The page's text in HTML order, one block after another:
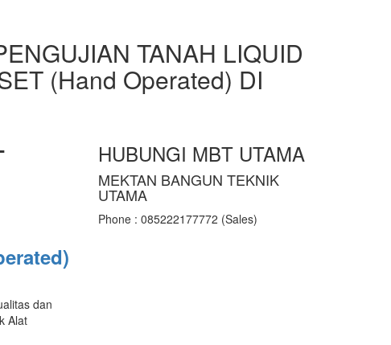
TANAH LIQUID
(Hand Operated) DI
dan
Alat
HUBUNGI MBT UTAMA
MEKTAN BANGUN TEKNIK
UTAMA
Phone : 085222177772 (Sales)